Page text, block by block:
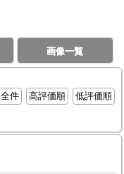
画像一覧
全件 高評価順
低評価順